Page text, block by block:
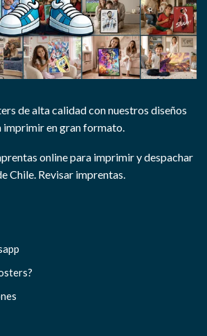
de alta calidad con nuestros diseños
en gran formato.
online para imprimir y despachar
Chile. Revisar imprentas.